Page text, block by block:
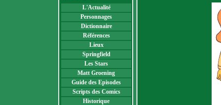
L'Actualité
Personnages
Dictionnaire
Références
Lieux
Springfield
Les Stars
Matt Groening
Guide des Episodes
Scripts des Comics
Historique